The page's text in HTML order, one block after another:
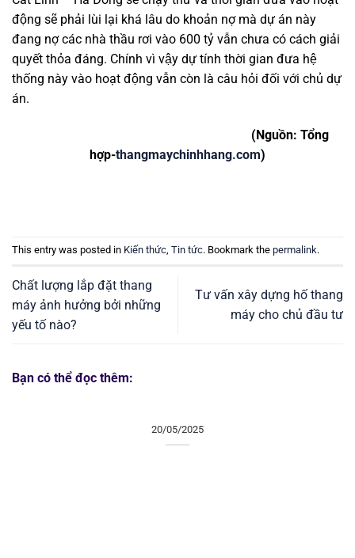
động sẽ phải lùi lại khá lâu do khoản nợ mà dự án này
đang nợ các nhà thầu rơi vào 600 tỷ vẫn chưa có cách giải
quyết thỏa đáng. Chính vì vậy dự tính thời gian đưa hệ
thống này vào hoạt động vẫn còn là câu hỏi đối với chủ dự
án.
(Nguồn: Tổng
hợp-thangmaychinhhang.com)
This entry was posted in Kiến thức, Tin tức. Bookmark the permalink.
Chất lượng lắp đặt thang
máy ảnh hưởng bởi những
yếu tố nào?
Tư vấn xây dựng hố thang
máy cho chủ đầu tư
Bạn có thể đọc thêm:
20/05/2025